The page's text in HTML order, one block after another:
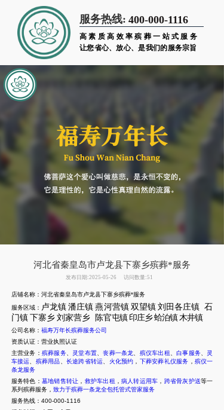
服务热线: 400-000-1116
高素质高效率殡葬一站式服务
让您省心、放心、是我们的服务宗旨
河北省秦皇岛市卢龙县下寨乡殡葬*服务
发布日期:2025-05-26 访问数量:51
店铺名称：河北省秦皇岛市卢龙县下寨乡殡葬*服务
服务区域： 卢龙镇 潘庄镇 燕河营镇 双望镇 刘田各庄镇 石
门镇 下寨乡 刘家营乡 陈官屯镇 印庄乡 蛤泊镇 木井镇
公司名称： 福寿万年长殡葬服务公司
资质认证：营业执照认证
主营业务： 殡葬服务、 灵堂布置 、丧葬一条龙 殡仪车出租 、白事服务
灵
车接运
殡葬用品 长途跨省转运 火化预约 ， 下葬安葬礼仪服务 ， 殡仪一
条龙服务
服务特色： 墓地销售转让 ， 救护车出租 ， 病人转运用车 ， 跨省骨灰护送等一
系列殡葬服务， 致力于殡葬一条龙全包托管式管家服务
服务热线：400-000-1116